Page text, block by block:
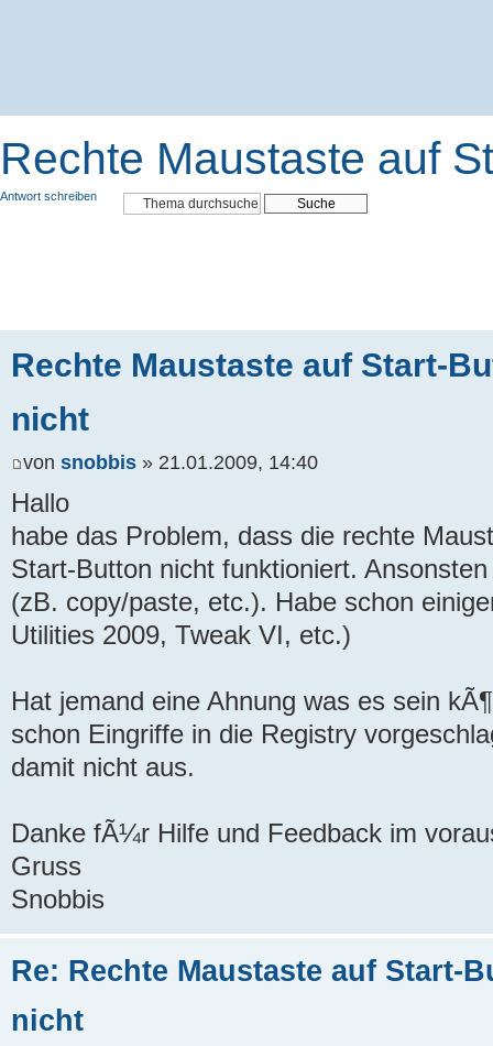
Rechte Maustaste auf
Antwort schreiben
Rechte Maustaste auf Start-
nicht
von snobbis » 21.01.2009, 14:40
Hallo
habe das Problem, dass die rechte
Start-Button nicht funktioniert.
(zB. copy/paste, etc.). Habe schon
Utilities 2009, Tweak VI, etc.)
Hat jemand eine Ahnung was es sein
schon Eingriffe in die Registry
damit nicht aus.
Danke fÃ¼r Hilfe und Feedback im
Gruss
Snobbis
Re: Rechte Maustaste auf Start-
nicht